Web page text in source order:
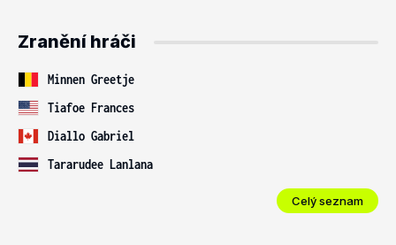
Zranění hráči
Minnen Greetje
Tiafoe Frances
Diallo Gabriel
Tararudee Lanlana
Celý seznam